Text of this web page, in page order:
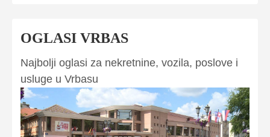
OGLASI VRBAS
Najbolji oglasi za nekretnine, vozila, poslove i
usluge u Vrbasu